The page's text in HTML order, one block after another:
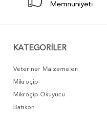
Memnuniyeti
KATEGORİLER
Veteriner Malzemeleri
Mikroçip
Mikroçip Okuyucu
Batikon